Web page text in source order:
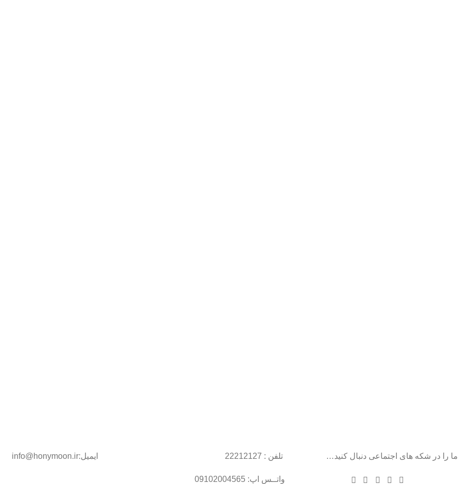
ما را در شکه های اجتماعی دنبال کنید… تلفن : 22212127
واتــس اپ: 09102004565
ایمیل:info@honymoon.ir